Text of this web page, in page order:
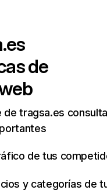
de
de tragsa.es
de tus
y categorías de